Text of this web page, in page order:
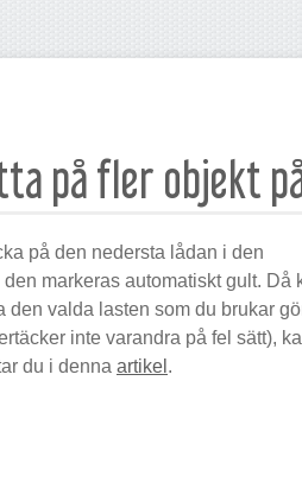
på fler objekt
på den nedersta lådan i den
markeras automatiskt gult.
den valda lasten som du brukar
inte varandra på fel sätt),
du i denna artikel .